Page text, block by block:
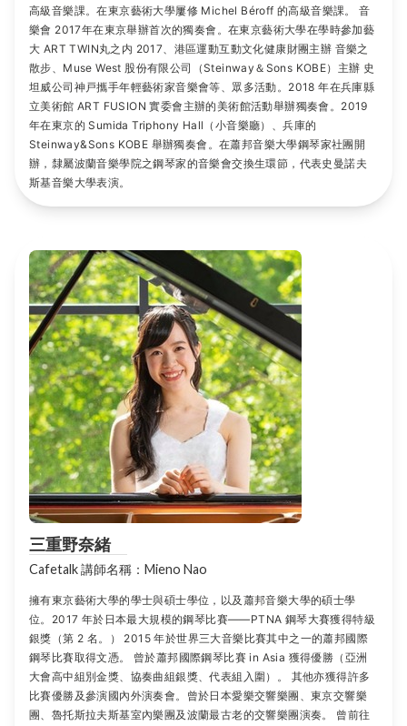
高級音樂課。在東京藝術大學屢修 Michel Béroff 的高級音樂課。 音
樂會 2017年在東京舉辦首次的獨奏會。在東京藝術大學在學時參加藝
大 ART TWIN丸之内 2017、港區運動互動文化健康財團主辦 音樂之
散步、Muse West 股份有限公司（Steinway＆Sons KOBE）主辦 史
坦威公司神戸攜手年輕藝術家音樂會等、眾多活動。2018 年在兵庫縣
立美術館 ART FUSION 實委會主辦的美術館活動舉辦獨奏會。2019
年在東京的 Sumida Triphony Hall（小音樂廳）、兵庫的
Steinway&Sons KOBE 舉辦獨奏會。在蕭邦音樂大學鋼琴家社團開
辦，隸屬波蘭音樂學院之鋼琴家的音樂會交換生環節，代表史曼諾夫
斯基音樂大學表演。
三重野奈緒
Cafetalk 講師名稱：Mieno Nao
擁有東京藝術大學的學士與碩士學位，以及蕭邦音樂大學的碩士學
位。2017 年於日本最大規模的鋼琴比賽——PTNA 鋼琴大賽獲得特級
銀獎（第 2 名。） 2015 年於世界三大音樂比賽其中之一的蕭邦國際
鋼琴比賽取得文憑。 曾於蕭邦國際鋼琴比賽 in Asia 獲得優勝（亞洲
大會高中組別金獎、協奏曲組銀獎、代表組入圍）。 其他亦獲得許多
比賽優勝及參演國內外演奏會。曾於日本愛樂交響樂團、東京交響樂
團、魯托斯拉夫斯基室內樂團及波蘭最古老的交響樂團演奏。 曾前往